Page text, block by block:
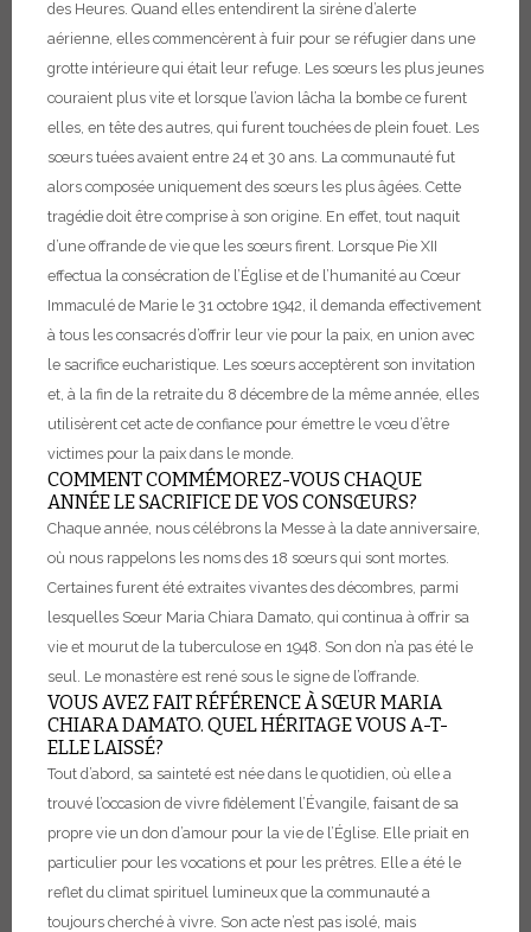
des Heures. Quand elles entendirent la sirène d’alerte
aérienne, elles commencèrent à fuir pour se réfugier dans une
grotte intérieure qui était leur refuge. Les sœurs les plus jeunes
couraient plus vite et lorsque l’avion lâcha la bombe ce furent
elles, en tête des autres, qui furent touchées de plein fouet. Les
sœurs tuées avaient entre 24 et 30 ans. La communauté fut
alors composée uniquement des sœurs les plus âgées. Cette
tragédie doit être comprise à son origine. En effet, tout naquit
d’une offrande de vie que les sœurs firent. Lorsque Pie XII
effectua la consécration de l’Église et de l’humanité au Cœur
Immaculé de Marie le 31 octobre 1942, il demanda effectivement
à tous les consacrés d’offrir leur vie pour la paix, en union avec
le sacrifice eucharistique. Les sœurs acceptèrent son invitation
et, à la fin de la retraite du 8 décembre de la même année, elles
utilisèrent cet acte de confiance pour émettre le vœu d’être
victimes pour la paix dans le monde.
COMMENT COMMÉMOREZ-VOUS CHAQUE
ANNÉE LE SACRIFICE DE VOS CONSŒURS?
Chaque année, nous célébrons la Messe à la date anniversaire,
où nous rappelons les noms des 18 sœurs qui sont mortes.
Certaines furent été extraites vivantes des décombres, parmi
lesquelles Sœur Maria Chiara Damato, qui continua à offrir sa
vie et mourut de la tuberculose en 1948. Son don n’a pas été le
seul. Le monastère est rené sous le signe de l’offrande.
VOUS AVEZ FAIT RÉFÉRENCE À SŒUR MARIA
CHIARA DAMATO. QUEL HÉRITAGE VOUS A-T-
ELLE LAISSÉ?
Tout d’abord, sa sainteté est née dans le quotidien, où elle a
trouvé l’occasion de vivre fidèlement l’Évangile, faisant de sa
propre vie un don d’amour pour la vie de l’Église. Elle priait en
particulier pour les vocations et pour les prêtres. Elle a été le
reflet du climat spirituel lumineux que la communauté a
toujours cherché à vivre. Son acte n’est pas isolé, mais